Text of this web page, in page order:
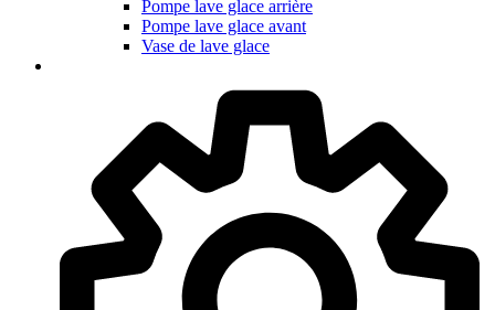
Pompe lave glace arrière
Pompe lave glace avant
Vase de lave glace